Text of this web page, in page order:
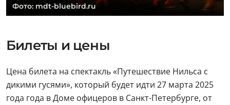
Фото: mdt-bluebird.ru
Билеты и цены
Цена билета на спектакль «Путешествие Нильса с
дикими гусями», который будет идти 27 марта 2025
года года в Доме офицеров в Санкт-Петербурге, от